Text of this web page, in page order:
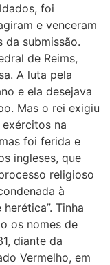
foi
e venceram
da submissão.
de Reims,
A luta pela
e ela desejava
Mas o rei exigiu
na
foi ferida e
ingleses, que
religioso
à
Tinha
os nomes de
diante da
Vermelho, em